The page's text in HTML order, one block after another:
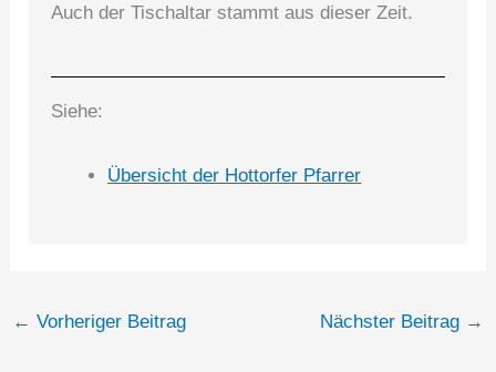
Auch der Tischaltar stammt aus dieser Zeit.
Siehe:
Übersicht der Hottorfer Pfarrer
← Vorheriger Beitrag Nächster Beitrag →